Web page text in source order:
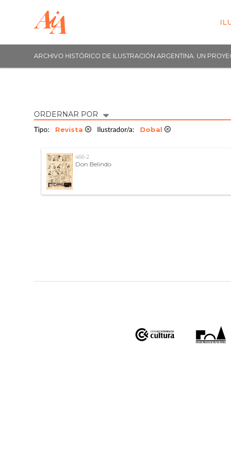
ARCHIVO HISTÓRICO DE ILUSTRACIÓN ARGENTINA. UN
ORDERNAR POR
Tipo: Revista Ilustrador/a: Dobal
466-2
Don Belindo